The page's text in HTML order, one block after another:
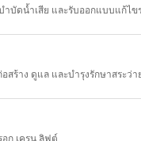
ำบัดน้ำเสีย และรับออกแบบแก้ไข
ร้าง ดูแล และบำรุงรักษาสระว่า
ก เครน ลิฟต์